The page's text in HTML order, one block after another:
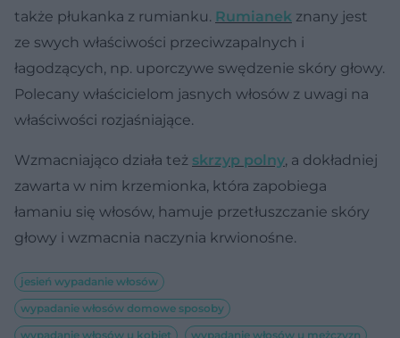
także płukanka z rumianku. Rumianek znany jest
ze swych właściwości przeciwzapalnych i
łagodzących, np. uporczywe swędzenie skóry głowy.
Polecany właścicielom jasnych włosów z uwagi na
właściwości rozjaśniające.
Wzmacniająco działa też skrzyp polny, a dokładniej
zawarta w nim krzemionka, która zapobiega
łamaniu się włosów, hamuje przetłuszczanie skóry
głowy i wzmacnia naczynia krwionośne.
jesień wypadanie włosów
wypadanie włosów domowe sposoby
wypadanie włosów u kobiet
wypadanie włosów u mężczyzn